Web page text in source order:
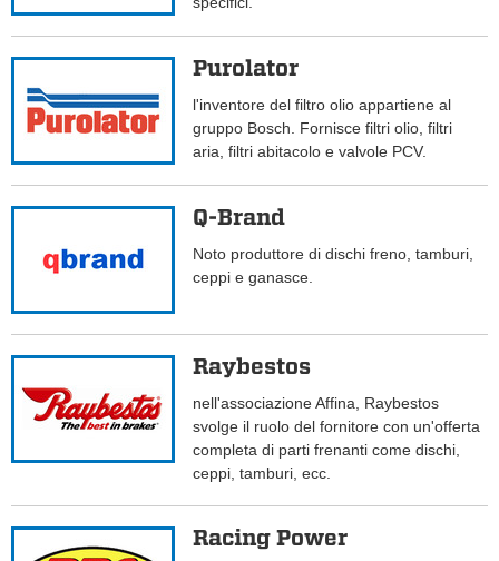
Purolator
l'inventore del filtro olio appartiene al
gruppo Bosch. Fornisce filtri olio, filtri
aria, filtri abitacolo e valvole PCV.
Q-Brand
Noto produttore di dischi freno, tamburi,
ceppi e ganasce.
Raybestos
nell'associazione Affina, Raybestos
svolge il ruolo del fornitore con un'offerta
completa di parti frenanti come dischi,
ceppi, tamburi, ecc.
Racing Power